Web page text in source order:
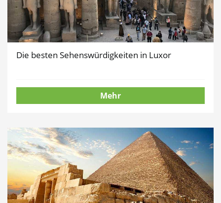
Die besten Sehenswürdigkeiten in Luxor
Mehr